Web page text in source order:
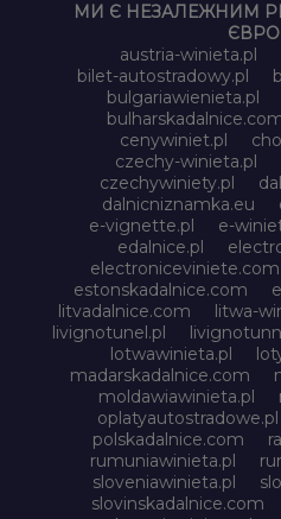
МИ Є НЕЗАЛЕЖНИМ
austria-winieta.pl
bilet-autostradowy.pl
bulgariawienieta.pl
cenywiniet.pl
czechy-winieta.pl
czechywiniety.pl
dalnicniznamka.eu
e-vignette.pl
e-
edalnice.pl
electroniceviniete.com
estonskadalnice.com
litvadalnice.com
litwa-
livignotunel.pl
lotwawinieta.pl
madarskadalnice.com
moldawiawinieta.pl
oplatyautostradowe.pl
polskadalnice.com
rumuniawinieta.pl
sloveniawinieta.pl
slovinskadalnice.com